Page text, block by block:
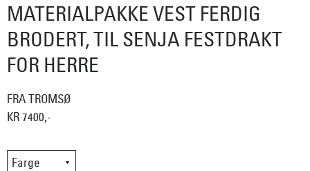
MATERIALPAKKE VEST FERDIG
BRODERT, TIL SENJA FESTDRAKT
FOR HERRE
FRA TROMSØ
KR 7400,-